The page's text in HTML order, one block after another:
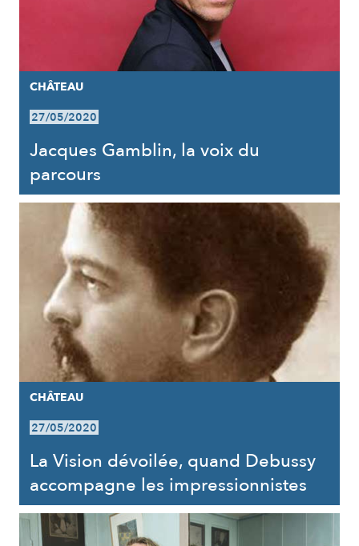
CHÂTEAU
27/05/2020
Jacques Gamblin, la voix du
parcours
CHÂTEAU
27/05/2020
La Vision dévoilée, quand Debussy
accompagne les impressionnistes